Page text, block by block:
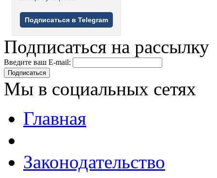
Подписаться в Telegram
Подписаться на рассылку
Введите ваш E-mail:
Подписаться
Мы в социальных сетях
Главная
Законодательство